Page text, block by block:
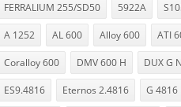
FERRALIUM 255/SD50 5922A
A 1252 AL 600 Alloy 600 ATI
Coralloy 600 DMV 600 H DUX G
ES9.4816 Eternos 2.4816 G 4816